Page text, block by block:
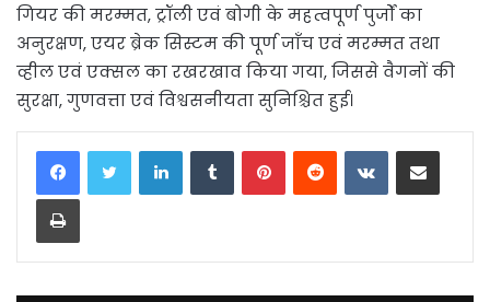
गियर की मरम्मत, ट्रॉली एवं बोगी के महत्वपूर्ण पुर्जों का
अनुरक्षण, एयर ब्रेक सिस्टम की पूर्ण जाँच एवं मरम्मत तथा
व्हील एवं एक्सल का रखरखाव किया गया, जिससे वैगनों की
सुरक्षा, गुणवत्ता एवं विश्वसनीयता सुनिश्चित हुई।
LinkedInTumblrPinterestReddit VKontakteShare via Email
Print